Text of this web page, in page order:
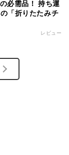
必需品！ 持ち運
「折りたたみチ
レビュー